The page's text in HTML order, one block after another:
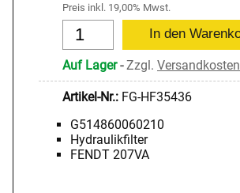
Preis inkl. 19,00% Mwst.
Auf Lager-Zzgl. Versandkosten
Artikel-Nr.: FG-HF35436
G514860060210
Hydraulikfilter
FENDT 207VA